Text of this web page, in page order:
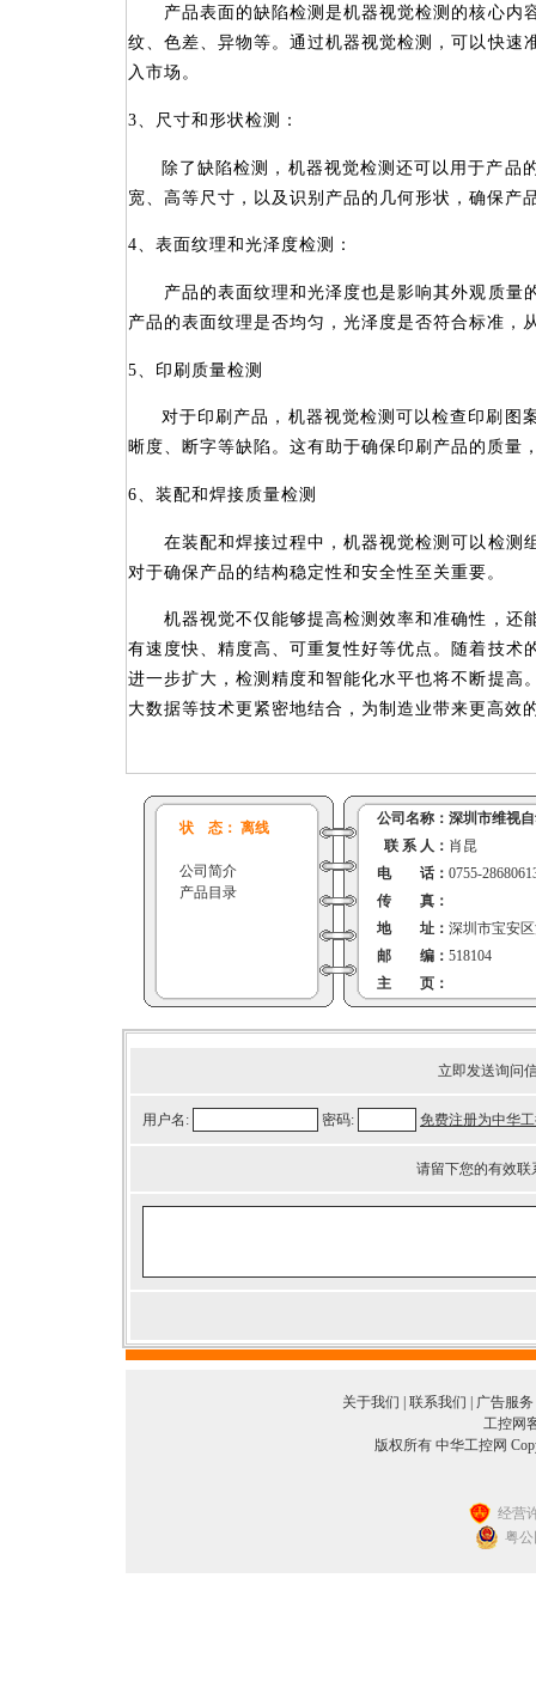
产品表面的缺陷检测是机器视觉检测的核心内
纹、色差、异物等。通过机器视觉检测，可以快速
入市场。
3、尺寸和形状检测 ：
除了缺陷检测，机器视觉检测还可以用于产品
宽、高等尺寸，以及识别产品的几何形状，确保产
4、表面纹理和光泽度检测 ：
产品的表面纹理和光泽度也是影响其外观质量
产品的表面纹理是否均匀，光泽度是否符合标准，
5、印刷质量检测
对于印刷产品，机器视觉检测可以检查印刷图
晰度、 断字等缺陷 。这有助于确保印刷产品的质量
6、装配和焊接质量检测
在装配和焊接过程中，机器视觉检测可以检测
对于确保产品的结构稳定性和安全性至关重要。
机器视觉不仅能够提高检测效率和准确性，还
有速度快、精度高、可重复性好等优点。随着技术
进一步扩大，检测精度和智能化水平也将不断提高
大数据等技术更紧密地结合，为制造业带来更高效
状 态： 离线
公司简介
产品目录
公司名称： 深圳市维视
联 系 人： 肖昆
电 话： 0755-
传 真：
地 址： 深圳市宝安
邮 编： 518104
主 页：
立即发送询问
用户名: 密码: 免费注册为中华
请留下您的有效
关于我们 联系我们 广告服务
工控网
版权所有 中华工控网
经营
粤公